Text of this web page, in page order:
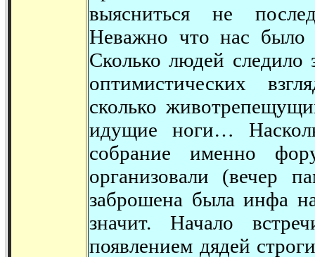
выясниться не
Неважно что нас было
Сколько людей следило
оптимистических
сколько
идущие ноги…
собрание именно
организовали (вечер
заброшена была инфа
значит. Начало
появлением дядей